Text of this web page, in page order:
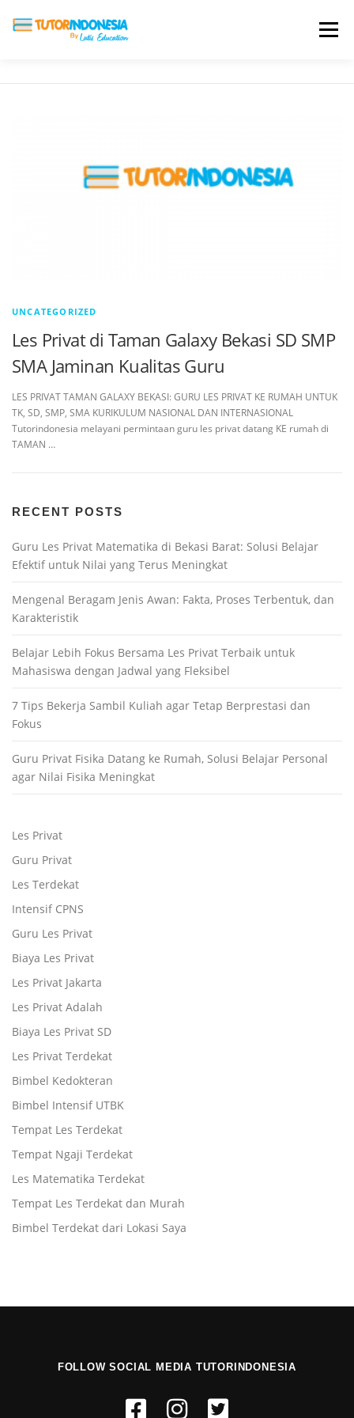
Menu
UNCATEGORIZED
Les Privat di Taman Galaxy Bekasi SD SMP
SMA Jaminan Kualitas Guru
LES PRIVAT TAMAN GALAXY BEKASI: GURU LES PRIVAT KE RUMAH UNTUK
TK, SD, SMP, SMA KURIKULUM NASIONAL DAN INTERNASIONAL
Tutorindonesia melayani permintaan guru les privat datang KE rumah di
TAMAN …
RECENT POSTS
Guru Les Privat Matematika di Bekasi Barat: Solusi Belajar
Efektif untuk Nilai yang Terus Meningkat
Mengenal Beragam Jenis Awan: Fakta, Proses Terbentuk, dan
Karakteristik
Belajar Lebih Fokus Bersama Les Privat Terbaik untuk
Mahasiswa dengan Jadwal yang Fleksibel
7 Tips Bekerja Sambil Kuliah agar Tetap Berprestasi dan
Fokus
Guru Privat Fisika Datang ke Rumah, Solusi Belajar Personal
agar Nilai Fisika Meningkat
Les Privat
Guru Privat
Les Terdekat
Intensif CPNS
Guru Les Privat
Biaya Les Privat
Les Privat Jakarta
Les Privat Adalah
Biaya Les Privat SD
Les Privat Terdekat
Bimbel Kedokteran
Bimbel Intensif UTBK
Tempat Les Terdekat
Tempat Ngaji Terdekat
Les Matematika Terdekat
Tempat Les Terdekat dan Murah
Bimbel Terdekat dari Lokasi Saya
FOLLOW SOCIAL MEDIA TUTORINDONESIA